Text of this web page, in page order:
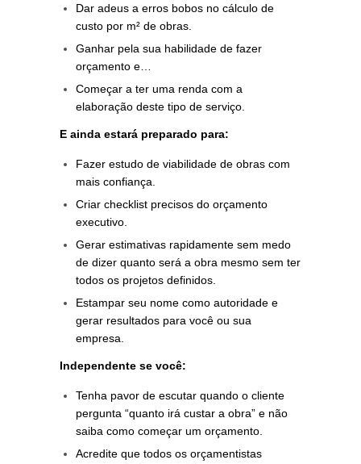
Dar adeus a erros bobos no cálculo de
custo por m² de obras.
Ganhar pela sua habilidade de fazer
orçamento e…
Começar a ter uma renda com a
elaboração deste tipo de serviço.
E ainda estará preparado para:
Fazer estudo de viabilidade de obras com
mais confiança.
Criar checklist precisos do orçamento
executivo.
Gerar estimativas rapidamente sem medo
de dizer quanto será a obra mesmo sem ter
todos os projetos definidos.
Estampar seu nome como autoridade e
gerar resultados para você ou sua
empresa.
Independente se você:
Tenha pavor de escutar quando o cliente
pergunta “quanto irá custar a obra” e não
saiba como começar um orçamento.
Acredite que todos os orçamentistas